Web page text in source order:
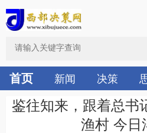
首页 新闻 决策
鉴往知来，跟着总书
渔村 今日